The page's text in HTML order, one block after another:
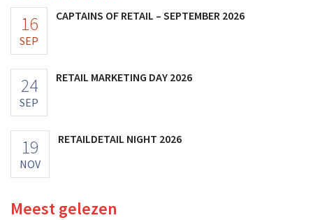
16
SEP
CAPTAINS OF RETAIL – SEPTEMBER 2026
24
SEP
RETAIL MARKETING DAY 2026
19
NOV
RETAILDETAIL NIGHT 2026
Meest gelezen